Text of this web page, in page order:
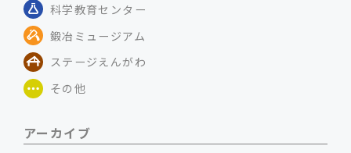
科学教育センター
鍛冶ミュージアム
ステージえんがわ
その他
アーカイブ